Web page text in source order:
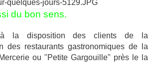
du bon sens.
la disposition des clients de la
des restaurants gastronomiques de la
ou "Petite Gargouille" près le la